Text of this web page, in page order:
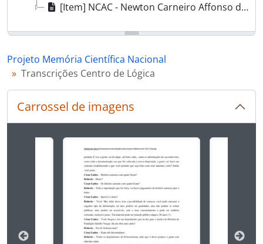
[Item] NCAC - Newton Carneiro Affonso da Costa
Projeto Memória Científica Nacional
Transcrições Centro de Lógica
Carrossel de imagens
Ao alterar o slide atual deste carrossel, o título